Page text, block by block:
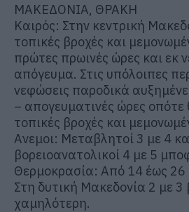
ΜΑΚΕΔΟΝΙΑ, ΘΡΑΚΗ
Καιρός: Στην κεντρική
τοπικές βροχές και
πρώτες πρωινές ώρες και εκ
απόγευμα. Στις υπόλοιπες
νεφώσεις παροδικά
– απογευματινές ώρες
τοπικές βροχές και
Ανεμοι: Μεταβλητοί 3 με 4
βορειοανατολικοί 4 με 5
Θερμοκρασία: Από 14 έως 26
Στη δυτική Μακεδονία 2 με 3
χαμηλότερη.